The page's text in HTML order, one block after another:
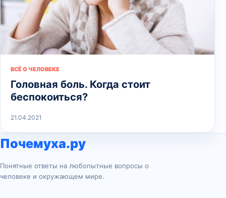
ВСЁ О ЧЕЛОВЕКЕ
Головная боль. Когда стоит
беспокоиться?
21.04.2021
Почемуха.ру
Понятные ответы на любопытные вопросы о
человеке и окружающем мире.